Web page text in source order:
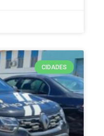
CIDADES